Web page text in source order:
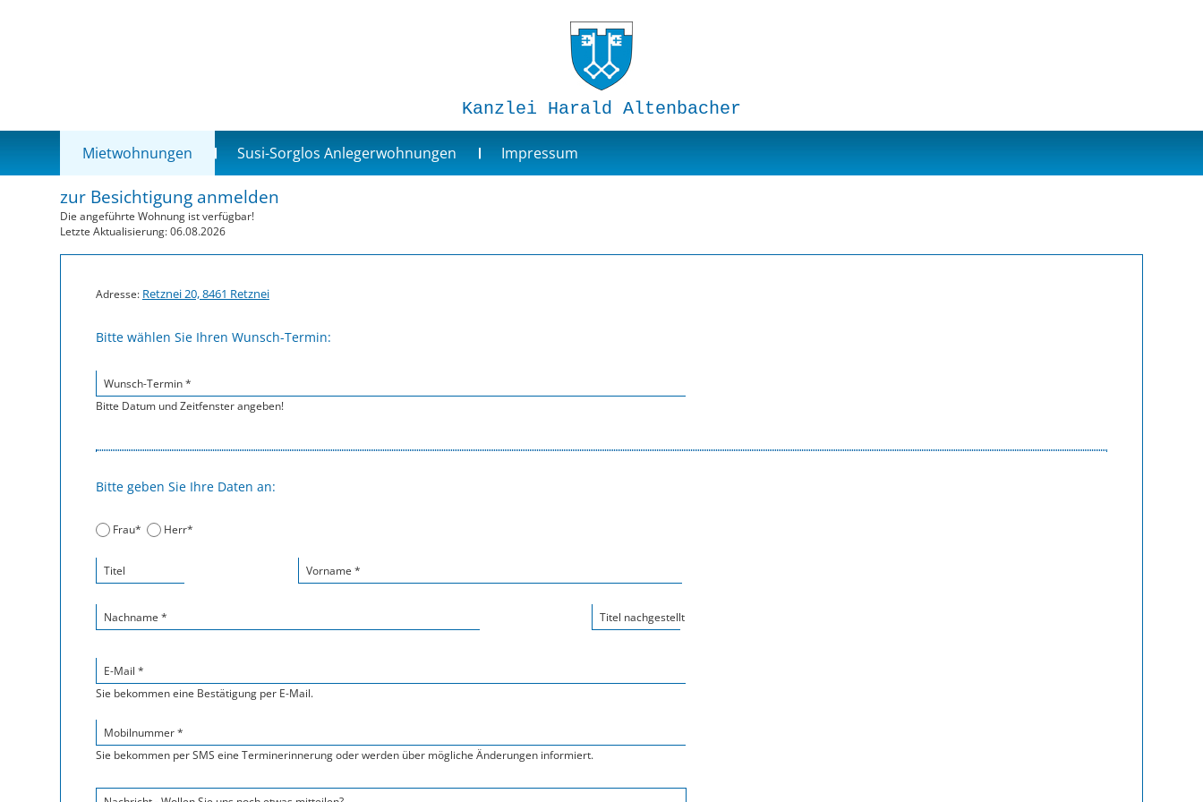
Kanzlei Harald Altenbacher
Mietwohnungen Susi-Sorglos Anlegerwohnungen Impressum
zur Besichtigung anmelden
Die angeführte Wohnung ist verfügbar!
Letzte Aktualisierung: 06.08.2026
Adresse: Retznei 20, 8461 Retznei
Bitte wählen Sie Ihren Wunsch-Termin:
Wunsch-Termin *
Bitte Datum und Zeitfenster angeben!
Bitte geben Sie Ihre Daten an:
Frau* Herr*
Titel Vorname *
Nachname * Titel nachgestellt
E-Mail *
Sie bekommen eine Bestätigung per E-Mail.
Mobilnummer *
Sie bekommen per SMS eine Terminerinnerung oder werden über mögliche Änderungen informiert.